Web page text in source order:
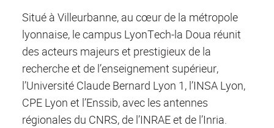
Situé à Villeurbanne, au cœur de la métropole
lyonnaise, le campus LyonTech-la Doua réunit
des acteurs majeurs et prestigieux de la
recherche et de l’enseignement supérieur,
l’Université Claude Bernard Lyon 1, l’INSA Lyon,
CPE Lyon et l’Enssib, avec les antennes
régionales du CNRS, de l’INRAE et de l’Inria.